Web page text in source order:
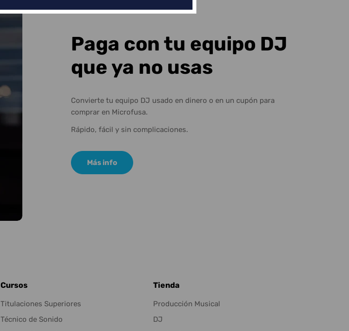
Paga con tu equipo DJ
que ya no usas
Convierte tu equipo DJ usado en dinero o en un cupón para
comprar en Microfusa.
Rápido, fácil y sin complicaciones.
Más info
Cursos
Titulaciones Superiores
Técnico de Sonido
Tienda
Producción Musical
DJ